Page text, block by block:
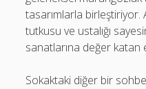
tasarımlarla birleştiriyor.
tutkusu ve ustalığı
sanatlarına değer
Sokaktaki diğer bir